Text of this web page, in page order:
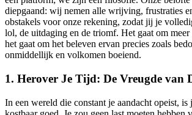
diepgaand: wij nemen alle wrijving, frustraties
obstakels voor onze rekening, zodat jij je
lol, de uitdaging en de triomf. Het gaat om meer
het gaat om het beleven ervan precies zoals
onmiddellijk en volkomen boeiend.
1. Herover Je Tijd: De Vreugde van
In een wereld die constant je aandacht opeist, is